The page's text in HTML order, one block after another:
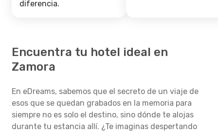
diferencia.
Encuentra tu hotel ideal en
Zamora
En eDreams, sabemos que el secreto de un viaje de
esos que se quedan grabados en la memoria para
siempre no es solo el destino, sino dónde te alojas
durante tu estancia allí. ¿Te imaginas despertando